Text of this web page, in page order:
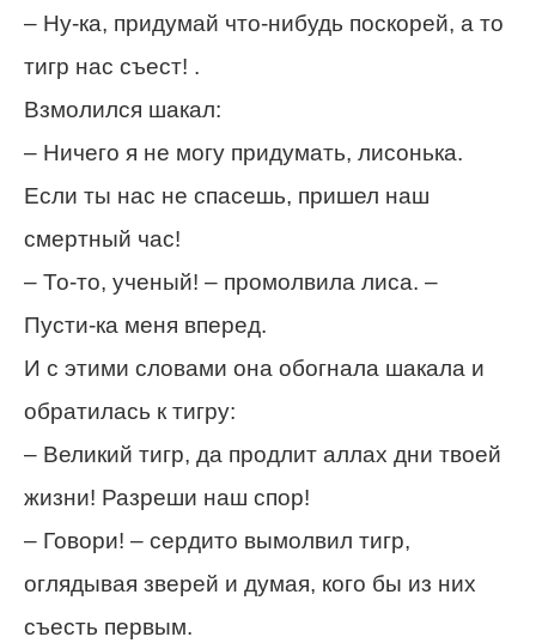
– Ну-ка, придумай что-нибудь поскорей, а то
тигр нас съест! .
Взмолился шакал:
– Ничего я не могу придумать, лисонька.
Если ты нас не спасешь, пришел наш
смертный час!
– То-то, ученый! – промолвила лиса. –
Пусти-ка меня вперед.
И с этими словами она обогнала шакала и
обратилась к тигру:
– Великий тигр, да продлит аллах дни твоей
жизни! Разреши наш спор!
– Говори! – сердито вымолвил тигр,
оглядывая зверей и думая, кого бы из них
съесть первым.